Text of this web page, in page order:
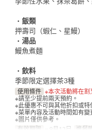
・ 飯類
押壽司（蝦仁、星鰻）
・ 湯品
鰻魚煮麵
・ 飲料
季節限定選擇茶3種
使用條件 ※本次活動將在割
※請至少提前兩天預約。
※此優惠不可與其他折扣或特
※菜單內容及活動時間如有變
※圖片僅供參考。
有效期限
~ 9月13日 進餐